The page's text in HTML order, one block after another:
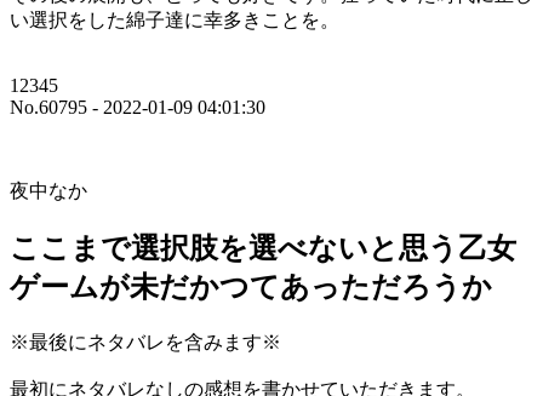
い選択をした綿子達に幸多きことを。
12345
No.60795 - 2022-01-09 04:01:30
夜中なか
ここまで選択肢を選べないと思う乙女
ゲームが未だかつてあっただろうか
※最後にネタバレを含みます※
最初にネタバレなしの感想を書かせていただきます。